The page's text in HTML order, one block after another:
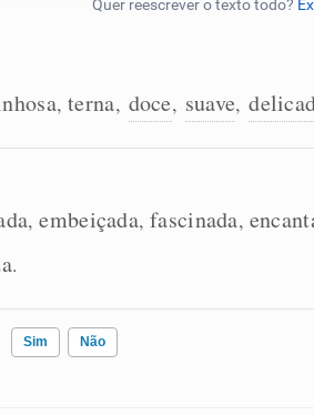
, terna, doce, suave,
,embeiçada,fascinada,
.
Sim Não